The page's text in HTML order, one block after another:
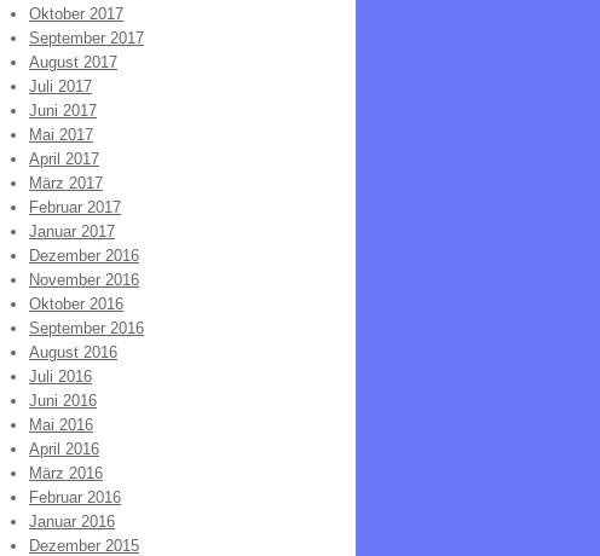
Oktober 2017
September 2017
August 2017
Juli 2017
Juni 2017
Mai 2017
April 2017
März 2017
Februar 2017
Januar 2017
Dezember 2016
November 2016
Oktober 2016
September 2016
August 2016
Juli 2016
Juni 2016
Mai 2016
April 2016
März 2016
Februar 2016
Januar 2016
Dezember 2015